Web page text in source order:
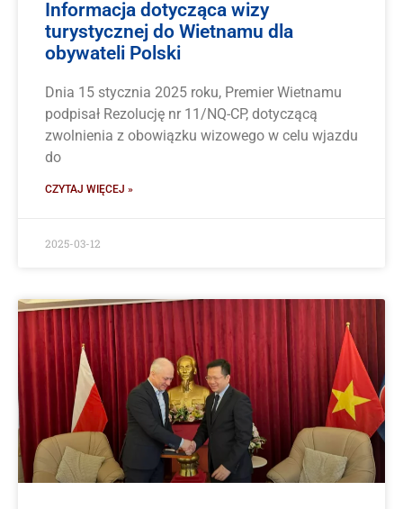
Informacja dotycząca wizy
turystycznej do Wietnamu dla
obywateli Polski
Dnia 15 stycznia 2025 roku, Premier Wietnamu
podpisał Rezolucję nr 11/NQ-CP, dotyczącą
zwolnienia z obowiązku wizowego w celu wjazdu
do
CZYTAJ WIĘCEJ »
2025-03-12